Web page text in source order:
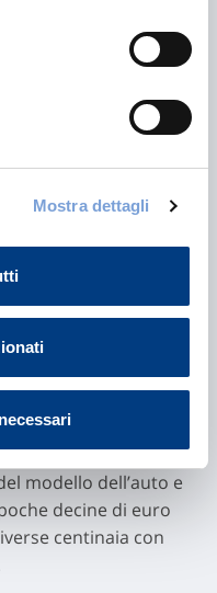
Mostra dettagli
rispondiamo ad
poste dagli
i fendinebbia?
normali.
utilizzano i fari
i produttori
di serie.
i fendinebbia?
modello dell’auto e
decine di euro
centinaia con